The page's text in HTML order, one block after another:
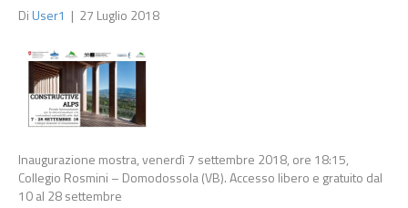
DiUser1 | 27 Luglio 2018
Inaugurazione mostra, venerdì 7 settembre 2018, ore 18:15,
Collegio Rosmini – Domodossola (VB). Accesso libero e gratuito dal
10 al 28 settembre